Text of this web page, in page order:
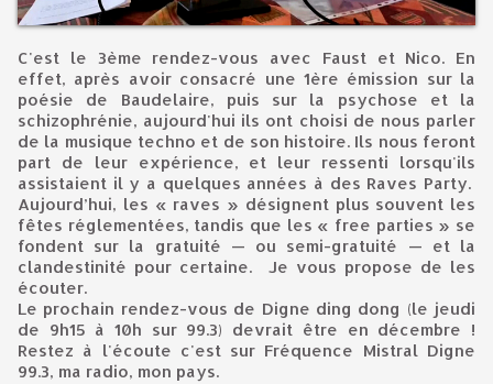
C'est le 3ème rendez-vous avec Faust et Nico. En
effet, après avoir consacré une 1ère émission sur la
poésie de Baudelaire, puis sur la psychose et la
schizophrénie, aujourd'hui ils ont choisi de nous parler
de la musique techno et de son histoire. Ils nous feront
part de leur expérience, et leur ressenti lorsqu'ils
assistaient il y a quelques années à des Raves Party.
Aujourd’hui, les « raves » désignent plus souvent les
fêtes réglementées, tandis que les « free parties » se
fondent sur la gratuité — ou semi-gratuité — et la
clandestinité pour certaine. Je vous propose de les
écouter.
Le prochain rendez-vous de Digne ding dong (le jeudi
de 9h15 à 10h sur 99.3) devrait être en décembre !
Restez à l'écoute c'est sur Fréquence Mistral Digne
99.3, ma radio, mon pays.